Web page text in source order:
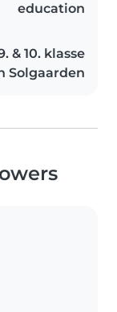
education
& 10. klasse
Solgaarden